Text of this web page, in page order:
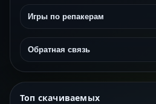
Игры по репакерам
Обратная связь
Топ скачиваемых